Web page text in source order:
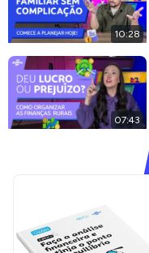
10:28
07:43